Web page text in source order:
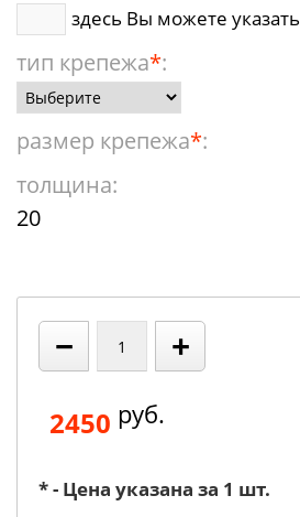
здесь Вы можете
тип крепежа*:
размер крепежа*:
толщина:
20
− +
2450 руб.
* - Цена указана за 1 шт.